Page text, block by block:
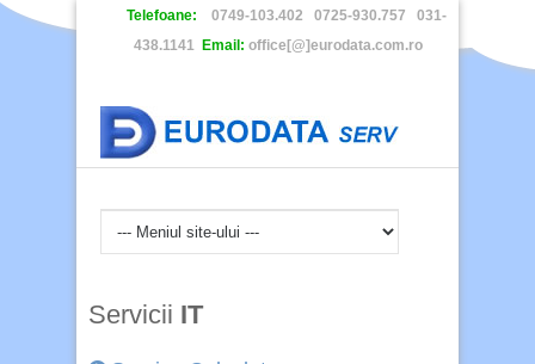
Telefoane:
0749-103.402 0725-930.757 031-
438.1141 Email: office[@]eurodata.com.ro
Servicii IT